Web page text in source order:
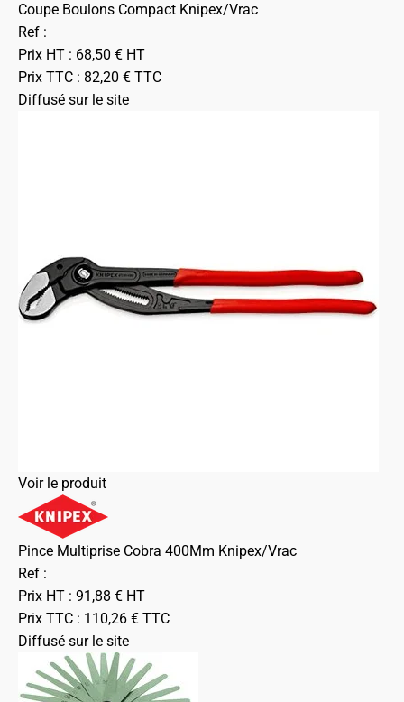
Coupe Boulons Compact Knipex/Vrac
Ref :
Prix HT : 68,50 € HT
Prix TTC : 82,20 € TTC
Diffusé sur le site
Voir le produit
Pince Multiprise Cobra 400Mm Knipex/Vrac
Ref :
Prix HT : 91,88 € HT
Prix TTC : 110,26 € TTC
Diffusé sur le site